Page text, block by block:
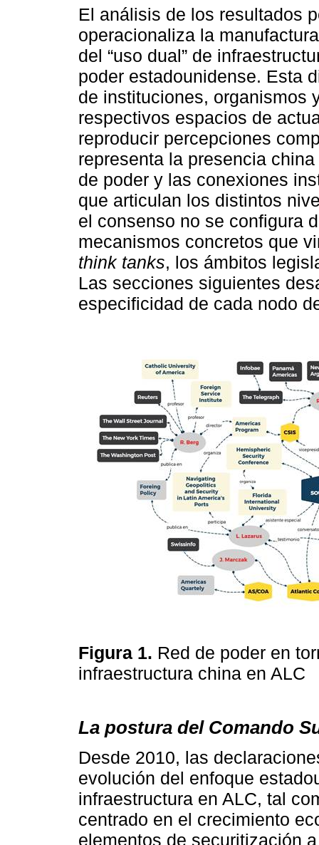
El análisis de los resultados
operacionaliza la
del “uso dual” de
poder estadounidense. Esta
de instituciones, organismos
respectivos espacios de
reproducir percepciones
representa la presencia
de poder y las conexiones
que articulan los distintos
el consenso no se configura
mecanismos concretos que
think tanks, los ámbitos
Las secciones siguientes
especificidad de cada nodo
Figura 1. Red de poder en
infraestructura china en ALC
La postura del Comando
Desde 2010, las
evolución del enfoque
infraestructura en ALC, tal
centrado en el crecimiento
elementos de securitización